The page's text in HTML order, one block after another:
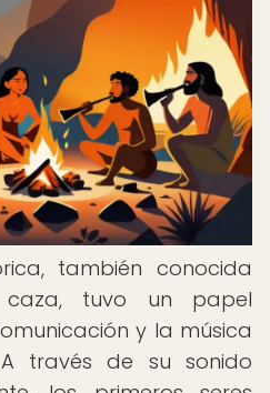
también conocida
tuvo un papel
y la música
través de su sonido